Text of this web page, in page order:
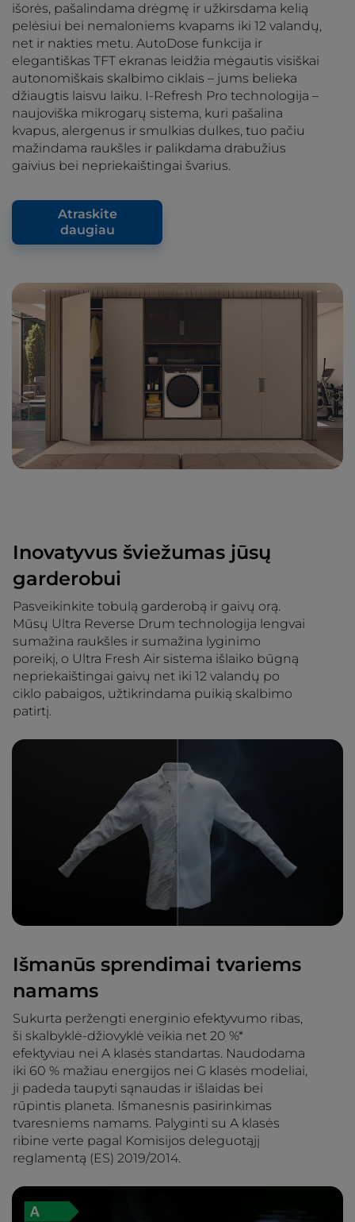
išorės, pašalindama drėgmę ir užkirsdama kelią
pelėsiui bei nemaloniems kvapams iki 12 valandų,
net ir nakties metu. AutoDose funkcija ir
elegantiškas TFT ekranas leidžia mėgautis visiškai
autonomiškais skalbimo ciklais – jums belieka
džiaugtis laisvu laiku. I-Refresh Pro technologija –
naujoviška mikrogarų sistema, kuri pašalina
kvapus, alergenus ir smulkias dulkes, tuo pačiu
mažindama raukšles ir palikdama drabužius
gaivius bei nepriekaištingai švarius.
Atraskite
daugiau
Inovatyvus šviežumas jūsų
garderobui
Pasveikinkite tobulą garderobą ir gaivų orą.
Mūsų Ultra Reverse Drum technologija lengvai
sumažina raukšles ir sumažina lyginimo
poreikį, o Ultra Fresh Air sistema išlaiko būgną
nepriekaištingai gaivų net iki 12 valandų po
ciklo pabaigos, užtikrindama puikią skalbimo
patirtį.
Išmanūs sprendimai tvariems
namams
Sukurta peržengti energinio efektyvumo ribas,
ši skalbyklė-džiovyklė veikia net 20 %*
efektyviau nei A klasės standartas. Naudodama
iki 60 % mažiau energijos nei G klasės modeliai,
ji padeda taupyti sąnaudas ir išlaidas bei
rūpintis planeta. Išmanesnis pasirinkimas
tvaresniems namams. Palyginti su A klasės
ribine verte pagal Komisijos deleguotąjį
reglamentą (ES) 2019/2014.